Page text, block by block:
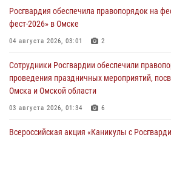
Росгвардия обеспечила правопорядок на
фест-2026» в Омске
04 августа 2026, 03:01 2
Сотрудники Росгвардии обеспечили
проведения праздничных мероприятий,
Омска и Омской области
03 августа 2026, 01:34 6
Всероссийская акция «Каникулы с